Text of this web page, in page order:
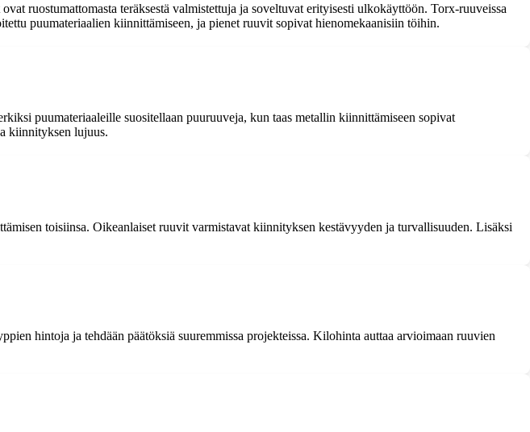
ruostumattomasta teräksestä valmistettuja ja soveltuvat erityisesti ulkokäyttöön. Torx-ruuveissa
puumateriaalien kiinnittämiseen, ja pienet ruuvit sopivat hienomekaanisiin töihin.
puumateriaaleille suositellaan puuruuveja, kun taas metallin kiinnittämiseen sopivat
kiinnityksen lujuus.
toisiinsa. Oikeanlaiset ruuvit varmistavat kiinnityksen kestävyyden ja turvallisuuden. Lisäksi
hintoja ja tehdään päätöksiä suuremmissa projekteissa. Kilohinta auttaa arvioimaan ruuvien